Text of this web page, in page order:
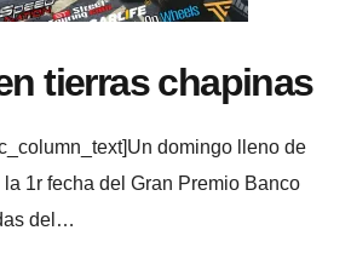
tierras chapinas
domingo lleno de
1r fecha del Gran Premio Banco
del…